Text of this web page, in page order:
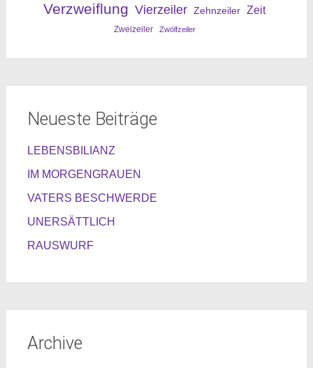
Verzweiflung Vierzeiler Zehnzeiler Zeit
Zweizeiler Zwölfzeiler
Neueste Beiträge
LEBENSBILIANZ
IM MORGENGRAUEN
VATERS BESCHWERDE
UNERSÄTTLICH
RAUSWURF
Archive